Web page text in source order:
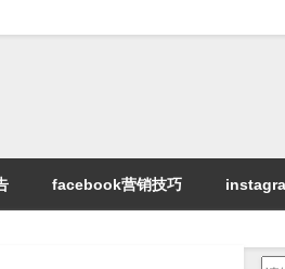
facebook营销技巧